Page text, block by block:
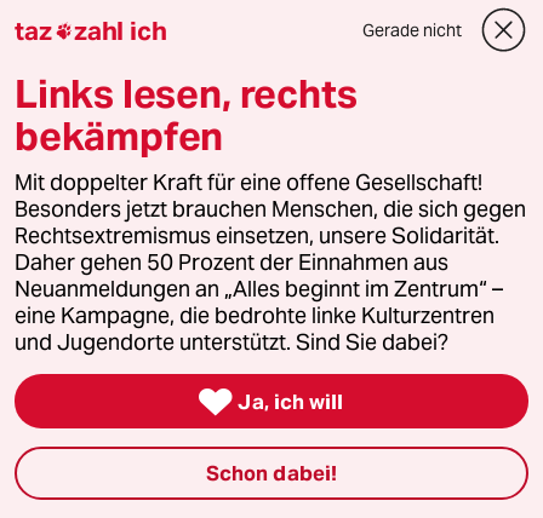
12.12.2014,02:14 Uhr
Wenn der Kommentar eine Satire sein soll dann
eine unfreiwillige auf die Plumpheit einer alt
bekannten ideologiekritischen
"Entlarvungstechnik". Wozu soll das gut sein?
Interessanter wäre es die Crossovers zwischen
linken Antiimperialisten, nationalen Rechen
und postmodern-kulturalistischen
Toleranzapologeten zu analysieren und als
Krisenideologien zu reflektieren
Thomas Elias
00:59 Uhr
Absolut traurige und unterste Schublade,
taz zahl ich Gerade nicht
Links lesen, rechts
bekämpfen
Mit doppelter Kraft für eine offene Gesellschaft!
Besonders jetzt brauchen Menschen, die sich gegen
Rechtsextremismus einsetzen, unsere Solidarität.
Daher gehen 50 Prozent der Einnahmen aus
Neuanmeldungen an „Alles beginnt im Zentrum“ –
eine Kampagne, die bedrohte linke Kulturzentren
und Jugendorte unterstützt. Sind Sie dabei?
 Ja, ich will
Schon dabei!